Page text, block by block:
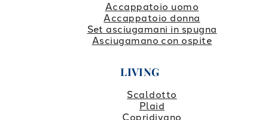
Accappatoio uomo
Accappatoio donna
Set asciugamani in spugna
Asciugamano con ospite
LIVING
Scaldotto
Plaid
Copridivano